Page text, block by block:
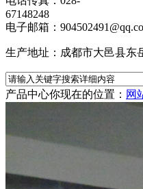
电子邮箱：
生产地址：成都市大邑县东
产品中心你现在的位置： 网